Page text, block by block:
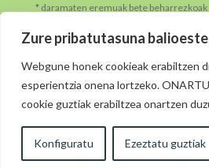
Zure pribatutasuna
Webgune honek cookieak erabiltzen
esperientzia onena lortzeko.
cookie guztiak erabiltzea onartzen
Konfiguratu Ezeztatu guztiak
* daramaten eremuak bete beharrezkoak